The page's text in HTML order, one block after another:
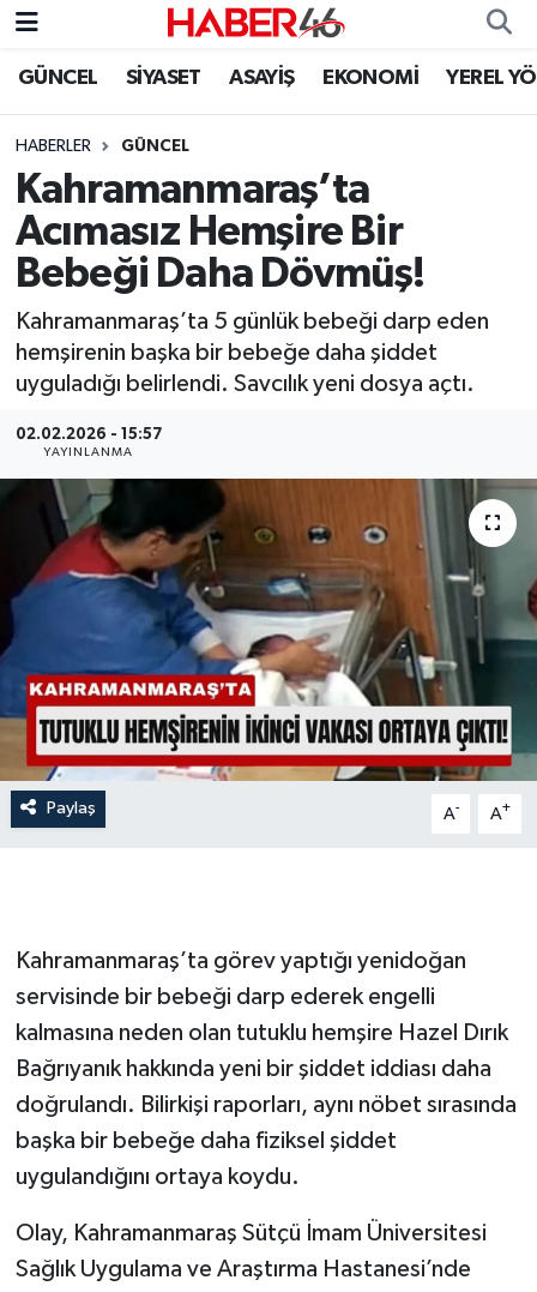
GÜNCEL SİYASET ASAYİŞ EKONOMİ YEREL
HABERLER GÜNCEL
Kahramanmaraş’ta
Acımasız Hemşire Bir
Bebeği Daha Dövmüş!
Kahramanmaraş’ta 5 günlük bebeği darp eden
hemşirenin başka bir bebeğe daha şiddet
uyguladığı belirlendi. Savcılık yeni dosya açtı.
02.02.2026 - 15:57
YAYINLANMA
Paylaş A- A+
Kahramanmaraş’ta görev yaptığı yenidoğan
servisinde bir bebeği darp ederek engelli
kalmasına neden olan tutuklu hemşire Hazel Dırık
Bağrıyanık hakkında yeni bir şiddet iddiası daha
doğrulandı. Bilirkişi raporları, aynı nöbet sırasında
başka bir bebeğe daha fiziksel şiddet
uygulandığını ortaya koydu.
Olay, Kahramanmaraş Sütçü İmam Üniversitesi
Sağlık Uygulama ve Araştırma Hastanesi’nde
GÜNCEL
SİYASET
SPOR
YAŞAM
TEKNOLOJİ
SAĞLIK
EĞİTİM
İLÇE HABERLERİ
KÜLTÜR-SANAT
KSÜ
DÜNYA
ROPORTAJ
KADIN-AİLE
YEREL YÖNETİM
MEDYA
SEÇİM 2011
ÜÇÜNCÜ SAYFA
Nöbetçi Eczaneler
Hava Durumu
Kahramanmaraş Namaz Vakitleri
Trafik Durumu
Süper Lig Puan Durumu ve Fikstür
Tüm Manşetler
Son Dakika Haberleri
Haber Arşivi